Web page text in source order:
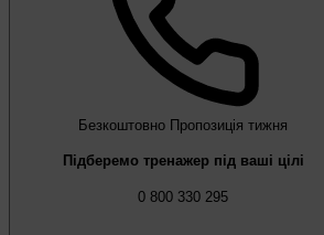
Безкоштовно Пропозиція тижня
Підберемо тренажер під ваші цілі
0 800 330 295